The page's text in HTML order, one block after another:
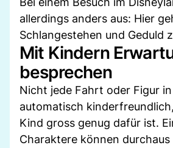
allerdings anders aus: Hier
Schlangestehen und Geduld
Mit Kindern
besprechen
Nicht jede Fahrt oder Figur
automatisch
Kind gross genug dafür ist.
Charaktere können